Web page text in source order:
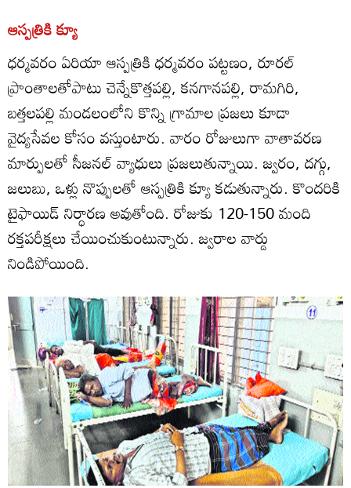
ఆస్పత్రికి క్యూ
ధర్మవరం ఏరియా ఆస్పత్రికి ధర్మవరం పట్టణం, రూరల్‌
ప్రాంతాలతోపాటు చెన్నేకొత్తపల్లి, కనగానపల్లి, రామగిరి,
బత్తలపల్లి మండలంలోని కొన్ని గ్రామాల ప్రజలు కూడా
వైద్యసేవల కోసం వస్తుంటారు. వారం రోజులుగా వాతావరణ
మార్పులతో సీజనల్‌ వ్యాధులు ప్రజలుతున్నాయి. జ్వరం, దగ్గు,
జలుబు, ఒళ్లు నొప్పులతో ఆస్పత్రికి క్యూ కడుతున్నారు. కొందరికి
టైఫాయిడ్‌ నిర్ధారణ అవుతోంది. రోజుకు 120-150 మంది
రక్తపరీక్షలు చేయించుకుంటున్నారు. జ్వరాల వార్డు
నిండిపోయింది.